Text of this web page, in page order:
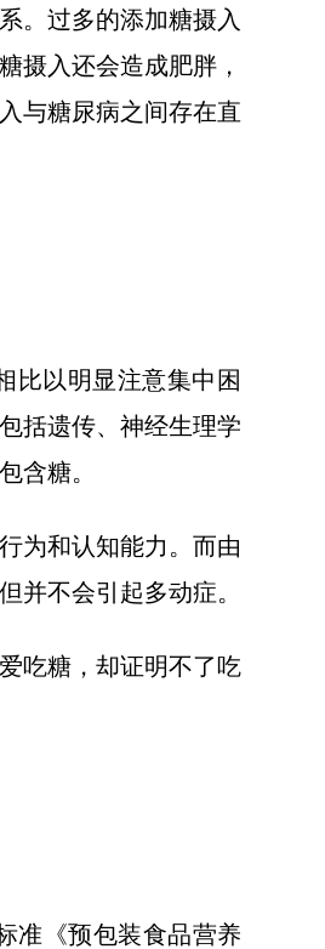
。过多的添加糖摄入
摄入还会造成肥胖，
与糖尿病之间存在直
比以明显注意集中困
括遗传、神经生理学
含糖。
为和认知能力。而由
并不会引起多动症。
吃糖，却证明不了吃
准《预包装食品营养